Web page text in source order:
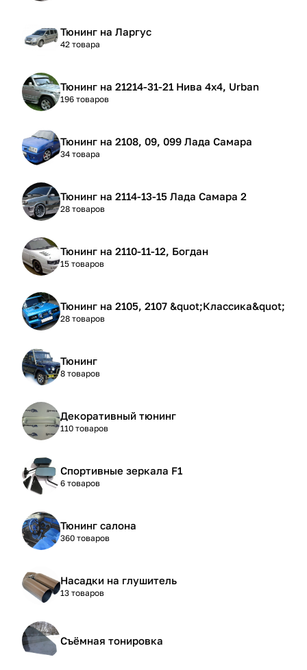
Тюнинг на Ларгус
42 товара
Тюнинг на 21214-31-21 Нива 4х4, Urban
196 товаров
Тюнинг на 2108, 09, 099 Лада Самара
34 товара
Тюнинг на 2114-13-15 Лада Самара 2
28 товаров
Тюнинг на 2110-11-12, Богдан
15 товаров
Тюнинг на 2105, 2107 &quot;Классика&quot;
28 товаров
Тюнинг
8 товаров
Декоративный тюнинг
110 товаров
Спортивные зеркала F1
6 товаров
Тюнинг салона
360 товаров
Насадки на глушитель
13 товаров
Съёмная тонировка